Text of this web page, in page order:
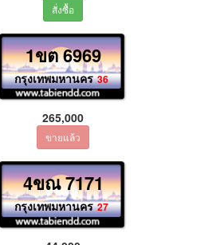
1ขต 6969
กรุงเทพมหานคร 36
265,000
4ขณ 7171
กรุงเทพมหานคร 27